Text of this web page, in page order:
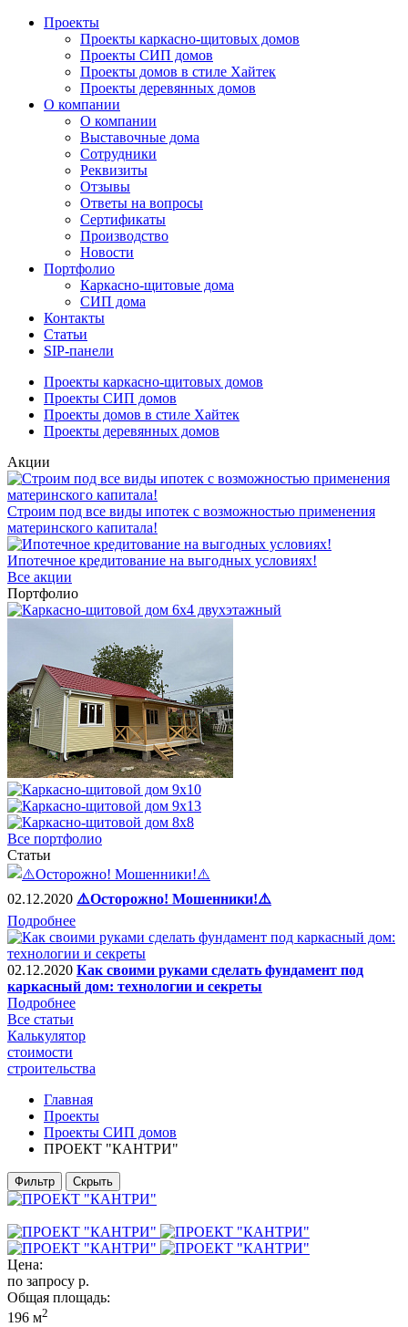
Проекты
Проекты каркасно-щитовых домов
Проекты СИП домов
Проекты домов в стиле Хайтек
Проекты деревянных домов
О компании
О компании
Выставочные дома
Сотрудники
Реквизиты
Отзывы
Ответы на вопросы
Сертификаты
Производство
Новости
Портфолио
Каркасно-щитовые дома
СИП дома
Контакты
Статьи
SIP-панели
Проекты каркасно-щитовых домов
Проекты СИП домов
Проекты домов в стиле Хайтек
Проекты деревянных домов
Акции
Строим под все виды ипотек с возможностью применения
материнского капитала!
Ипотечное кредитование на выгодных условиях!
Все акции
Портфолио
Все портфолио
Статьи
02.12.2020 ⚠️Осторожно! Мошенники!⚠️
Подробнее
02.12.2020 Как своими руками сделать фундамент под
каркасный дом: технологии и секреты
Подробнее
Все статьи
Калькулятор
стоимости
строительства
Главная
Проекты
Проекты СИП домов
ПРОЕКТ "КАНТРИ"
Фильтр Скрыть
Цена:
по запросу р.
Общая площадь:
196 м2